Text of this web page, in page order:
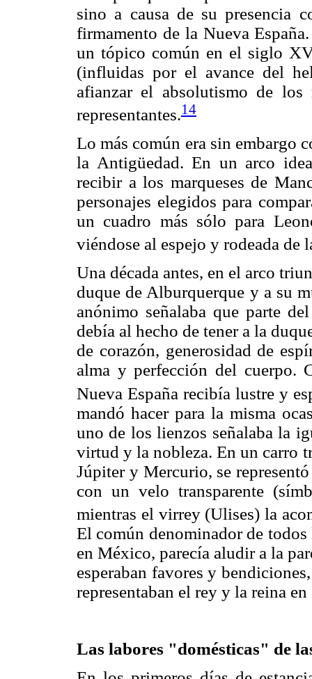
sino a causa de su presencia
firmamento de la Nueva
un tópico común en el siglo
(influidas por el avance del
afianzar el absolutismo de
representantes.14
Lo más común era sin embargo
la Antigüedad. En un arco
recibir a los marqueses de
personajes elegidos para
un cuadro más sólo para
viéndose al espejo y rodeada de
Una década antes, en el arco
duque de Alburquerque y a su
anónimo señalaba que parte
debía al hecho de tener a la
de corazón, generosidad de
alma y perfección del cuerpo.
Nueva España recibía lustre y
mandó hacer para la misma
uno de los lienzos señalaba la
virtud y la nobleza. En un carro
Júpiter y Mercurio, se
con un velo transparente
mientras el virrey (Ulises) la
El común denominador de
en México, parecía aludir a la
esperaban favores y
representaban el rey y la reina en
Las labores "domésticas" de